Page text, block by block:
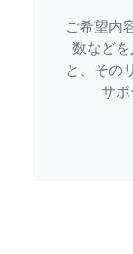
ご希望内
数など
と、その
サポ